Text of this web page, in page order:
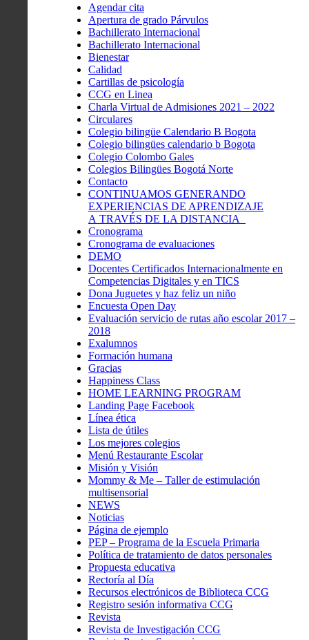
Agendar cita
Apertura de grado Párvulos
Bachillerato Internacional
Bachillerato Internacional
Bienestar
Calidad
Cartillas de psicología
CCG en Linea
Charla Virtual de Admisiones 2021 – 2022
Circulares
Colegio bilingüe Calendario B Bogota
Colegio bilingües calendario b Bogota
Colegio Colombo Gales
Colegios Bilingües Bogotá Norte
Contacto
CONTINUAMOS GENERANDO
EXPERIENCIAS DE APRENDIZAJE
A TRAVÉS DE LA DISTANCIA
Cronograma
Cronograma de evaluaciones
DEMO
Docentes Certificados Internacionalmente en
Competencias Digitales y en TICS
Dona Juguetes y haz feliz un niño
Encuesta Open Day
Evaluación servicio de rutas año escolar 2017 –
2018
Exalumnos
Formación humana
Gracias
Happiness Class
HOME LEARNING PROGRAM
Landing Page Facebook
Línea ética
Lista de útiles
Los mejores colegios
Menú Restaurante Escolar
Misión y Visión
Mommy & Me – Taller de estimulación
multisensorial
NEWS
Noticias
Página de ejemplo
PEP – Programa de la Escuela Primaria
Política de tratamiento de datos personales
Propuesta educativa
Rectoría al Día
Recursos electrónicos de Biblioteca CCG
Registro sesión informativa CCG
Revista
Revista de Investigación CCG